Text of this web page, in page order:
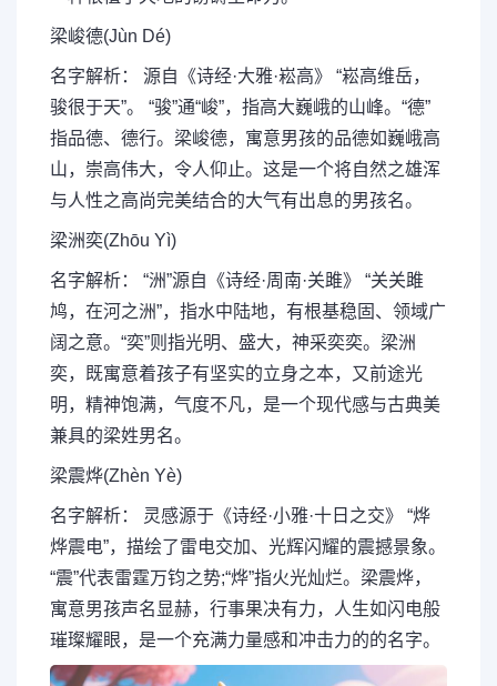
梁峻德(Jùn Dé)
名字解析： 源自《诗经·大雅·崧高》 “崧高维岳，
骏很于天”。 “骏”通“峻”，指高大巍峨的山峰。“德”
指品德、德行。梁峻德，寓意男孩的品德如巍峨高
山，崇高伟大，令人仰止。这是一个将自然之雄浑
与人性之高尚完美结合的大气有出息的男孩名。
梁洲奕(Zhōu Yì)
名字解析： “洲”源自《诗经·周南·关雎》 “关关雎
鸠，在河之洲”，指水中陆地，有根基稳固、领域广
阔之意。“奕”则指光明、盛大，神采奕奕。梁洲
奕，既寓意着孩子有坚实的立身之本，又前途光
明，精神饱满，气度不凡，是一个现代感与古典美
兼具的梁姓男名。
梁震烨(Zhèn Yè)
名字解析： 灵感源于《诗经·小雅·十日之交》 “烨
烨震电”，描绘了雷电交加、光辉闪耀的震撼景象。
“震”代表雷霆万钧之势;“烨”指火光灿烂。梁震烨，
寓意男孩声名显赫，行事果决有力，人生如闪电般
璀璨耀眼，是一个充满力量感和冲击力的的名字。